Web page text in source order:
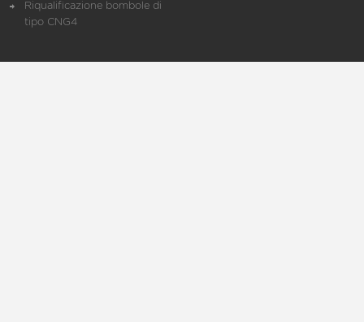
Riqualificazione bombole di
tipo CNG4